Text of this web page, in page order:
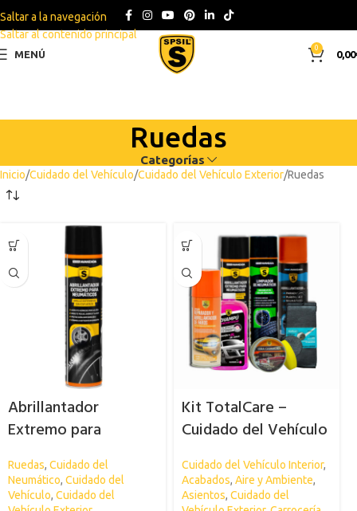
Saltar a la navegación
Saltar al contenido principal
MENÚ
0
0,00
Ruedas
Categorías
Inicio Cuidado del Vehículo Cuidado del Vehículo Exterior Ruedas
Abrillantador
Extremo para
Neumáticos SPSIL
Ruedas, Cuidado del
Neumático, Cuidado del
Vehículo, Cuidado del
Kit TotalCare –
Cuidado del Vehículo
SPSIL
Cuidado del Vehículo Interior,
Acabados, Aire y Ambiente,
Asientos, Cuidado del